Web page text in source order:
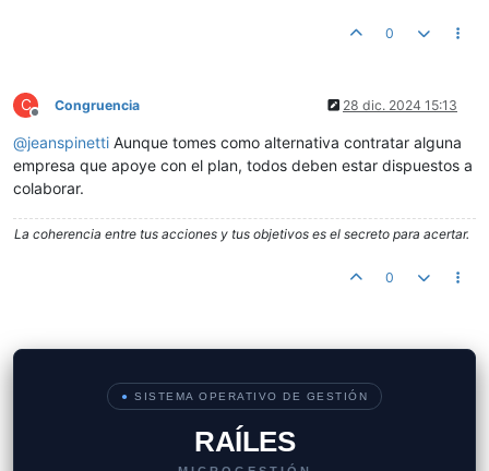
0
C
Desconectado
Congruencia 28 dic. 2024 15:13
@jeanspinetti Aunque tomes como alternativa contratar alguna
empresa que apoye con el plan, todos deben estar dispuestos a
colaborar.
La coherencia entre tus acciones y tus objetivos es el secreto para acertar.
0
● SISTEMA OPERATIVO DE GESTIÓN
RAÍLES